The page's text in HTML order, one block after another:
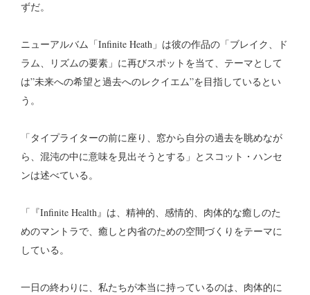
ずだ。
ニューアルバム「Infinite Heath」は彼の作品の「ブレイク、ド
ラム、リズムの要素」に再びスポットを当て、テーマとして
は”未来への希望と過去へのレクイエム”を目指しているとい
う。
「タイプライターの前に座り、窓から自分の過去を眺めなが
ら、混沌の中に意味を見出そうとする」とスコット・ハンセ
ンは述べている。
「『Infinite Health』は、精神的、感情的、肉体的な癒しのた
めのマントラで、癒しと内省のための空間づくりをテーマに
している。
一日の終わりに、私たちが本当に持っているのは、肉体的に